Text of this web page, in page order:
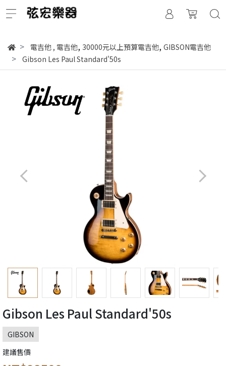
電吉他, 電吉他, 30000元以上預算電吉他, GIBSON電吉他
Gibson Les Paul Standard'50s
Gibson Les Paul Standard'50s
GIBSON
建議售價